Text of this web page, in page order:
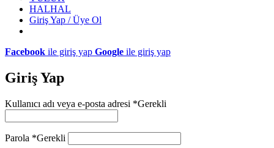
HALHAL
Giriş Yap / Üye Ol
Facebook ile giriş yap Google ile giriş yap
Giriş Yap
Kullanıcı adı veya e-posta adresi *Gerekli
Parola *Gerekli